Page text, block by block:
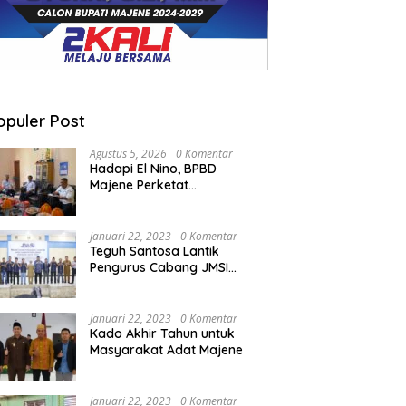
Post
Agustus 5, 2026 0 Komentar
Hadapi El Nino, BPBD
Majene Perketat
Januari 22, 2023 0 Komentar
Teguh Santosa Lantik
Pengurus Cabang JMSI
Januari 22, 2023 0 Komentar
Kado Akhir Tahun untuk
Masyarakat Adat Majene
Januari 22, 2023 0 Komentar